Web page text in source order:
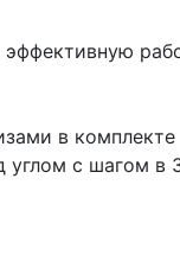
в комплекте
углом с шагом в